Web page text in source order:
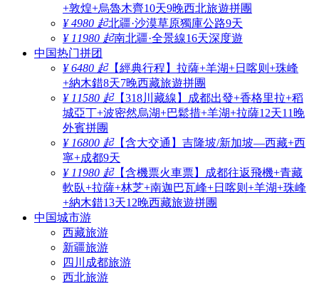
+敦煌+烏魯木齊10天9晚西北旅遊拼團
¥ 4980 起北疆·沙漠草原獨庫公路9天
¥ 11980 起南北疆·全景線16天深度遊
中国热门拼团
¥ 6480 起【經典行程】拉薩+羊湖+日喀则+珠峰
+納木錯8天7晚西藏旅遊拼團
¥ 11580 起【318川藏線】成都出發+香格里拉+稻
城亞丁+波密然烏湖+巴鬆措+羊湖+拉薩12天11晚
外賓拼團
¥ 16800 起【含大交通】吉隆坡/新加坡—西藏+西
寧+成都9天
¥ 11980 起【含機票火車票】成都往返飛機+青藏
軟臥+拉薩+林芝+南迦巴瓦峰+日喀则+羊湖+珠峰
+納木錯13天12晚西藏旅遊拼團
中国城市游
西藏旅游
新疆旅游
四川成都旅游
西北旅游